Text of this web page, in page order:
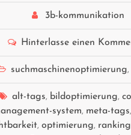
3b-kommunikation
Hinterlasse einen
suchmaschinenoptimierung,
alt-tags, bildoptimierung,
system, meta-tags
,optimierung, ranking